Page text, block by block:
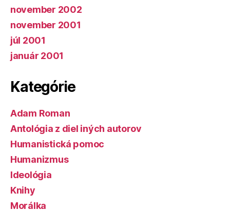
november 2002
november 2001
júl 2001
január 2001
Kategórie
Adam Roman
Antológia z diel iných autorov
Humanistická pomoc
Humanizmus
Ideológia
Knihy
Morálka